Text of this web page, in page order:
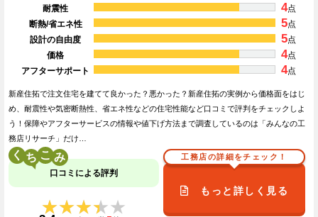
耐震性 4点
断熱/省エネ性
5点
設計の自由度
5点
価格
4点
アフターサポート
4点
新産住拓で注文住宅を建てて良かった？悪かった？新産住拓の実例から価格面をはじ
め、耐震性や気密断熱性、省エネ性などの住宅性能など口コミで評判をチェックしよ
う！保障やアフターサービスの情報や値下げ方法まで調査しているのは「みんなの工
務店リサーチ」だけ…
く こ
口コミによる評判
★★★★★
★★★★★
工務店の詳細をチェック！
もっと詳しく見る